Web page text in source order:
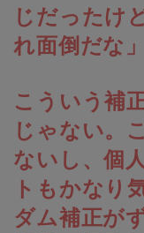
じだったけ
れ面倒だな
こういう補
じゃない。
ないし、個
トもかなり
ダム補正が